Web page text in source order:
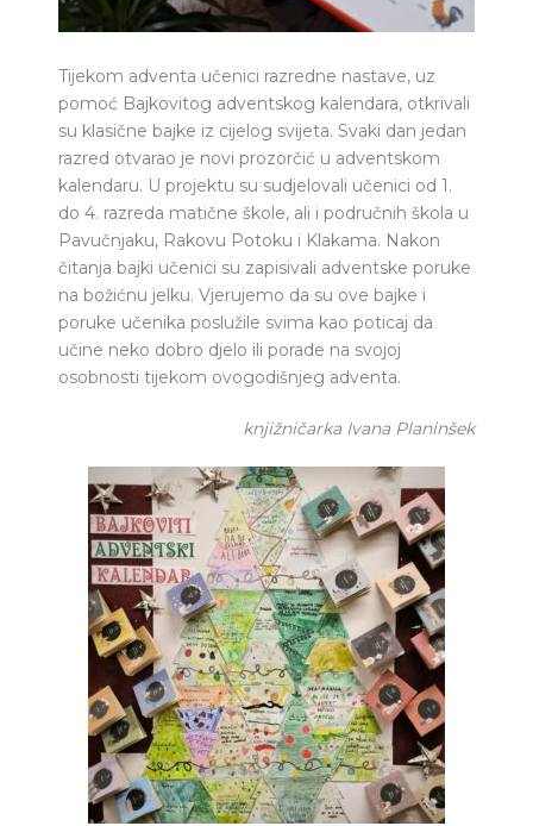
Tijekom adventa učenici razredne nastave, uz
pomoć Bajkovitog adventskog kalendara, otkrivali
su klasične bajke iz cijelog svijeta. Svaki dan jedan
razred otvarao je novi prozorčić u adventskom
kalendaru. U projektu su sudjelovali učenici od 1.
do 4. razreda matične škole, ali i područnih škola u
Pavučnjaku, Rakovu Potoku i Klakama. Nakon
čitanja bajki učenici su zapisivali adventske poruke
na božićnu jelku. Vjerujemo da su ove bajke i
poruke učenika poslužile svima kao poticaj da
učine neko dobro djelo ili porade na svojoj
osobnosti tijekom ovogodišnjeg adventa.
knjižničarka Ivana Planinšek